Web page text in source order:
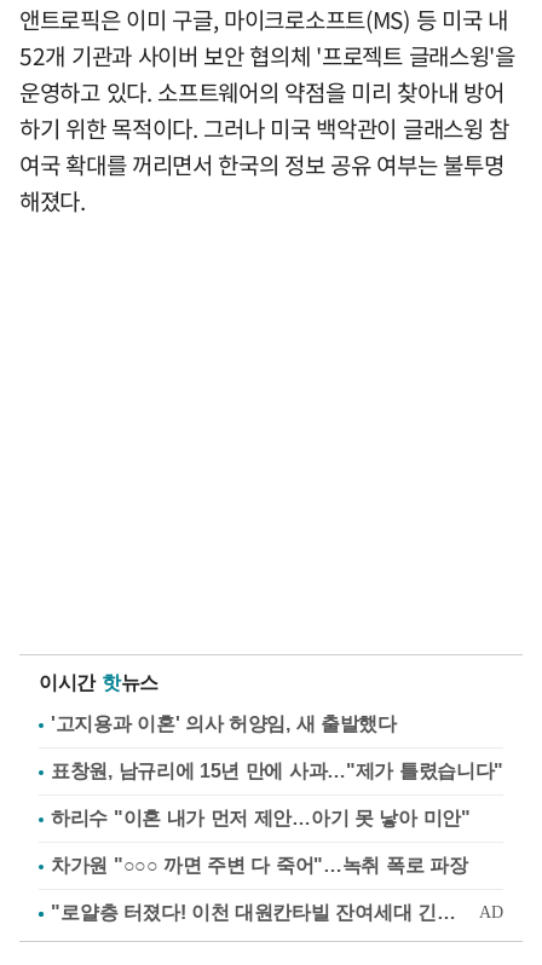
앤트로픽은 이미 구글, 마이크로소프트(MS) 등 미국 내
52개 기관과 사이버 보안 협의체 '프로젝트 글래스윙'을
운영하고 있다. 소프트웨어의 약점을 미리 찾아내 방어
하기 위한 목적이다. 그러나 미국 백악관이 글래스윙 참
여국 확대를 꺼리면서 한국의 정보 공유 여부는 불투명
해졌다.
이시간 핫뉴스
'고지용과 이혼' 의사 허양임, 새 출발했다
표창원, 남규리에 15년 만에 사과…"제가 틀렸습니다"
하리수 "이혼 내가 먼저 제안…아기 못 낳아 미안"
차가원 "○○○ 까면 주변 다 죽어"…녹취 폭로 파장